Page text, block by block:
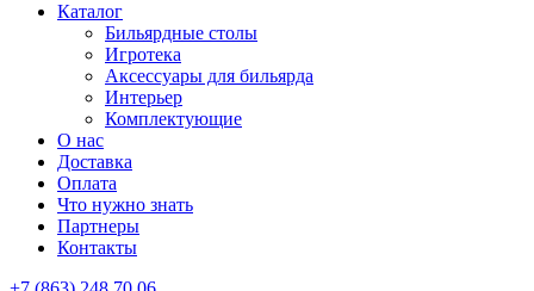
Каталог
Бильярдные столы
Игротека
Аксессуары для бильярда
Интерьер
Комплектующие
О нас
Доставка
Оплата
Что нужно знать
Партнеры
Контакты